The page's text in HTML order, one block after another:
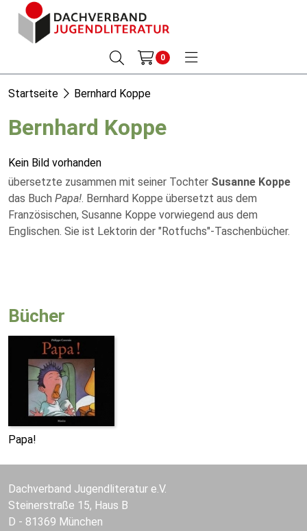
0
Startseite Bernhard Koppe
Bernhard Koppe
Kein Bild vorhanden
übersetzte zusammen mit seiner Tochter Susanne Koppe
das Buch Papa!. Bernhard Koppe übersetzt aus dem
Französischen, Susanne Koppe vorwiegend aus dem
Englischen. Sie ist Lektorin der "Rotfuchs"-Taschenbücher.
Bücher
Papa!
Dachverband Jugendliteratur e.V.
Steinerstraße 15, Haus B
D - 81369 München